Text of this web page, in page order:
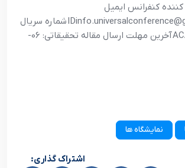
کنفرانس ايميل
شماره سريال
آخرين مهلت ارسال مقاله تحقيقاتي: 06-
نمایشگاه ها
اشتراک گذاری: